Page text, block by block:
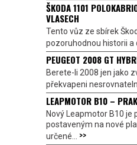
ŠKODA 1101
VLASECH
Tento vůz ze sbírek
pozoruhodnou historii a
PEUGEOT 2008 GT
Berete-li 2008 jen jako
překvapeni
LEAPMOTOR B10 –
Nový Leapmotor B10 je
postaveným na nové
určené... >>